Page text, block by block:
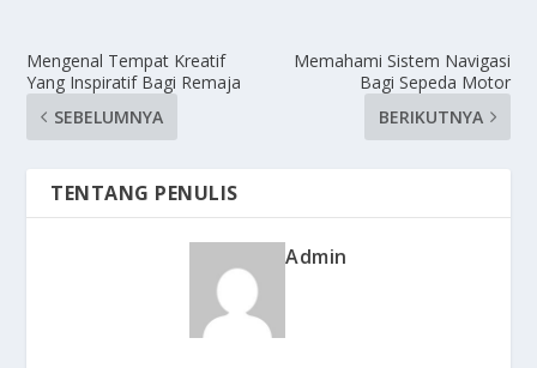
Mengenal Tempat Kreatif
Yang Inspiratif Bagi Remaja
SEBELUMNYA
Memahami Sistem Navigasi
Bagi Sepeda Motor
BERIKUTNYA
TENTANG PENULIS
Admin